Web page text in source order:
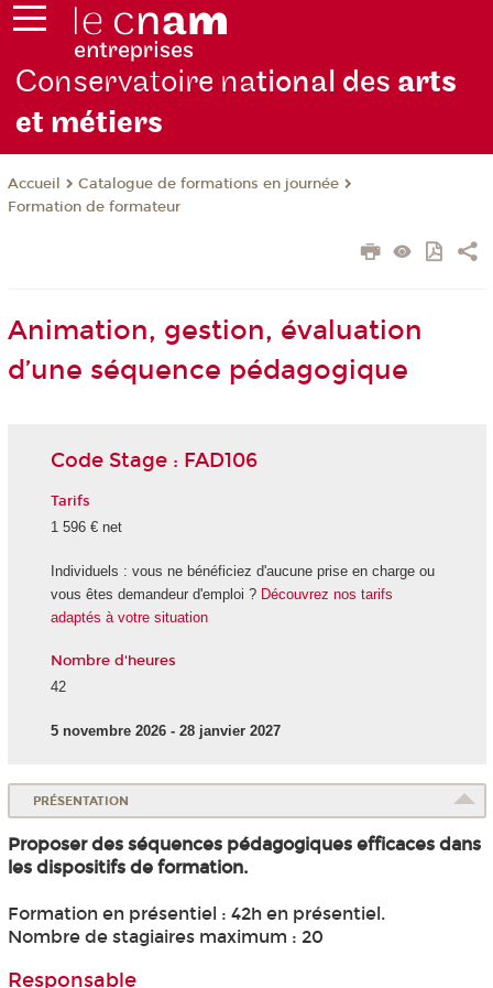
Conservatoire national des arts
et métiers
Accueil
Catalogue de formations en journée
Formation de formateur
Animation, gestion, évaluation
d’une séquence pédagogique
Code Stage : FAD106
Tarifs
1 596 € net
Individuels : vous ne bénéficiez d'aucune prise en charge ou
vous êtes demandeur d'emploi ? Découvrez nos tarifs
adaptés à votre situation
Nombre d'heures
42
5 novembre 2026 - 28 janvier 2027
PRÉSENTATION
Proposer des séquences pédagogiques efficaces dans
les dispositifs de formation.
Formation en présentiel : 42h en présentiel.
Nombre de stagiaires maximum : 20
Responsable